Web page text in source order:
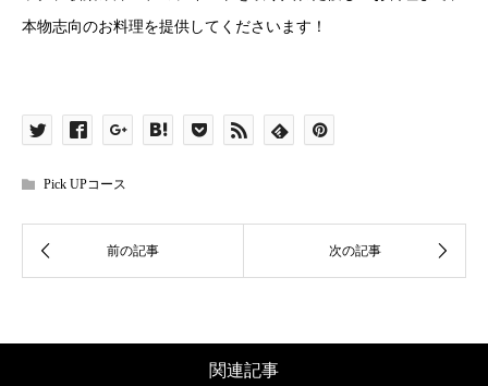
本物志向のお料理を提供してくださいます！
Pick UPコース
関連記事